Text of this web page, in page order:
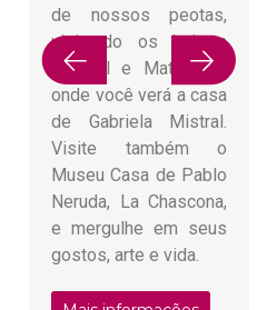
de nossos peotas,
visitando os bairros
Huemul e Matta Sur,
onde você verá a casa
de Gabriela Mistral.
Visite também o
Museu Casa de Pablo
Neruda, La Chascona,
e mergulhe em seus
gostos, arte e vida.